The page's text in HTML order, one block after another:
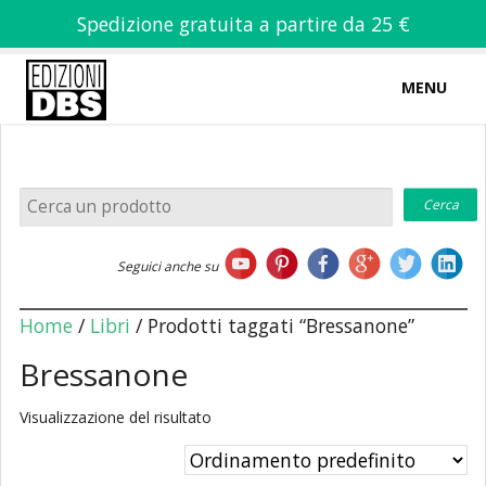
Spedizione gratuita a partire da 25 €
MENU
Home
Chi siamo
Libri
Seguici anche su
Home/ Libri / Prodotti taggati “Bressanone”
Bressanone
Visualizzazione del risultato